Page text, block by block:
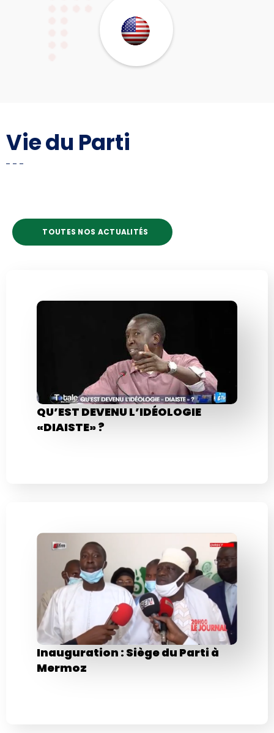
Vie du Parti
TOUTES NOS ACTUALITÉS
QU’EST DEVENU L’IDÉOLOGIE
«DIAISTE» ?
Inauguration : Siège du Parti à
Mermoz